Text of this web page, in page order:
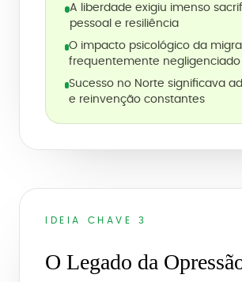
A liberdade exigiu imenso
pessoal e resiliência
O impacto psicológico da
frequentemente negligenciado
Sucesso no Norte significava
e reinvenção constantes
IDEIA CHAVE 3
O Legado da